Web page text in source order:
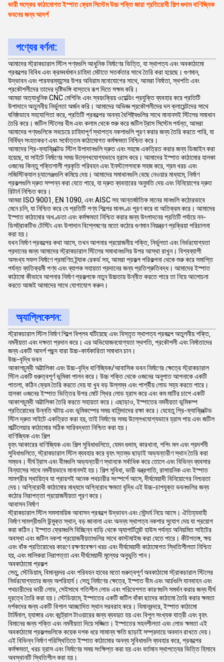
ভারী শুল্কের কাঠামোগত ইস্পাত ফ্রেম সিস্টেম উচ্চ শক্তি জারা প্রতিরোধী শিল্প গুদাম বাণিজ্যিক
ভবনের জন্য আদর্শ
পণ্যের বর্ণনা:
আমাদের স্ট্রাকচারাল স্টিল পণ্যগুলি আধুনিক নির্মাণের ভিত্তি, যা স্থাপত্য এবং অবকাঠামো
প্রকল্পের বিবিধ এবং ক্রমবর্ধমান চাহিদা মেটাতে সতর্কতার সাথে তৈরি করা হয়েছে। গুণমান,
উদ্ভাবন এবং পারফরম্যান্সের উপর অবিরাম মনোযোগের সাথে, আমরা নির্মাতা, স্থপতি এবং
প্রকৌশলীদের তাদের দৃষ্টিভঙ্গি বাস্তবে রূপ দিতে সক্ষম করি।​
আমরা অত্যাধুনিক CNC মেশিনিং এবং স্বয়ংক্রিয় ওয়েল্ডিং প্রযুক্তি ব্যবহার করে প্রতিটি
উপাদানে অতুলনীয় নির্ভুলতা অর্জন করি। আমাদের অভিজ্ঞ প্রকৌশলীদের দল ক্লায়েন্টদের সাথে
ঘনিষ্ঠভাবে সহযোগিতা করে, প্রতিটি প্রকল্পের অনন্য বৈশিষ্ট্যগুলির সাথে মানানসই স্টিলের সমাধান
তৈরি করে। জটিল স্টিলের বীম এবং কলাম থেকে শুরু করে জটিল ট্রাস সিস্টেম পর্যন্ত, আমরা
আমাদের পণ্যগুলিকে সবচেয়ে চাহিদাপূর্ণ স্থাপত্য নকশাগুলি পূরণ করার জন্য তৈরি করতে পারি, যা
নির্বিঘ্ন সংহতকরণ এবং সর্বোত্তম কাঠামোগত কর্মক্ষমতা নিশ্চিত করে।​
আমাদের প্রি-ফ্যাব্রিক্টেড স্টিল উপাদানগুলি দ্রুত এবং সহজে একত্রিত করার জন্য ডিজাইন করা
হয়েছে, যা সাইটে নির্মাণের সময় উল্লেখযোগ্যভাবে হ্রাস করে। আমাদের ইস্পাত কাঠামোর হালকা
ওজনের কিন্তু শক্তিশালী প্রকৃতি পরিবহন এবং ইনস্টলেশনকে সহজ করে, শ্রম খরচ এবং
লজিস্টিক্যাল চ্যালেঞ্জগুলি কমিয়ে দেয়। আমাদের সমাধানগুলি বেছে নেওয়ার মাধ্যমে, নির্মাণ
প্রকল্পগুলি দ্রুত সম্পন্ন করা যেতে পারে, যা দ্রুত ব্যবহারের অনুমতি দেয় এবং বিনিয়োগের দ্রুত
রিটার্ন নিশ্চিত করে।​
আমরা ISO 9001, EN 1090, এবং AISC সহ আন্তর্জাতিক মানের মানগুলি কঠোরভাবে
মেনে চলি, যা নিশ্চিত করে যে প্রতিটি পণ্য শিল্পের মানদণ্ড পূরণ করে বা অতিক্রম করে। আমাদের
ইস্পাত কাঠামোর অখণ্ডতা এবং কর্মক্ষমতা নিশ্চিত করার জন্য উৎপাদনের প্রতিটি পর্যায়ে নন-
ডিসট্রাকটিভ টেস্টিং এবং উপাদান বিশ্লেষণের মতো কঠোর গুণমান নিয়ন্ত্রণ প্রক্রিয়া পরিচালনা
করা হয়।​
যখন নির্মাণ প্রকল্পের কথা আসে, তখন আপনার প্রয়োজনীয় শক্তি, নির্ভুলতা এবং নির্ভরযোগ্যতা
প্রদানের জন্য আমাদের স্ট্রাকচারাল স্টিলের সমাধানগুলির উপর আস্থা রাখুন। বিশ্বব্যাপী
অসংখ্য সফল নির্মাণে প্রমাণিত ট্র্যাক রেকর্ড সহ, আমরা প্রকল্প পরিকল্পনা থেকে শুরু করে সমাপ্তি
পর্যন্ত ব্যতিক্রমী পণ্য এবং ব্যাপক সহায়তা প্রদানের জন্য প্রতিশ্রুতিবদ্ধ। আমাদের ইস্পাত
কাঠামো কীভাবে আপনার নির্মাণ প্রকল্পকে নতুন উচ্চতায় উন্নীত করতে পারে তা নিয়ে আলোচনা
করতে আজই আমাদের সাথে যোগাযোগ করুন।
অ্যাপ্লিকেশন:
স্ট্রাকচারাল স্টিল নির্মাণ শিল্পে বিপ্লব ঘটিয়েছে এবং বিস্তৃত স্থাপত্য প্রকল্পে অতুলনীয় শক্তি,
নমনীয়তা এবং দক্ষতা প্রদান করে। এর অভিযোজনযোগ্যতা স্থপতি, প্রকৌশলী এবং নির্মাতাদের
জন্য একটি আদর্শ পছন্দ যারা উচ্চ-কার্যকারিতা সমাধান চান।
উচ্চ-বৃদ্ধি ভবন
আকাশচুম্বী অট্টালিকা এবং উচ্চ-বৃদ্ধি বাণিজ্যিক/আবাসিক ভবন নির্মাণের ক্ষেত্রে স্ট্রাকচারাল
স্টিল একটি গুরুত্বপূর্ণ ভূমিকা পালন করে। উচ্চ শক্তি থেকে ওজনের অনুপাত আপনাকে একটি
পাতলা, কঠিন ফ্রেম তৈরি করতে দেয় যা খুব বড় উল্লম্ব এবং পার্শ্বীয় লোড সহ্য করতে পারে।
হালকা ওজনের ইস্পাত ভিত্তির উপর মোট স্থির লোড হ্রাস করে এবং কম মাটির চাপে একটি
আকাশচুম্বী অট্টালিকা তৈরি করতে সহায়তা করে। এছাড়াও, ইস্পাতের নমনীয়তা ভূমিকম্প
প্রতিরোধের উন্নতি ঘটায় এবং ভূমিকম্পের সময় বাসিন্দাদের রক্ষা করে। যেহেতু প্রি-ফ্যাব্রিক্টেড
স্টিল দ্রুত সাইটে একত্রিত করা হয়, তাই নির্মাণের সময় উল্লেখযোগ্যভাবে হ্রাস পায় এবং জটিল
মাল্টিলেয়ার কাঠামোর সঠিক সারিবদ্ধতা নিশ্চিত করা হয়।
বাণিজ্যিক এবং শিল্প
বৃহৎ আকারের বাণিজ্যিক এবং শিল্প সুবিধাগুলিতে, যেমন গুদাম, কারখানা, শপিং মল এবং প্রদর্শনী
সুবিধাগুলিতে, স্ট্রাকচারাল স্টিল ব্যবহার করে বৃহৎ স্তম্ভ ছাড়াই অভ্যন্তরীণ স্থান তৈরি করা
সম্ভব। দীর্ঘ ট্রাস এবং বীমগুলি অভ্যন্তরীণ স্থানকে সর্বাধিক করে তোলে এবং বিভিন্ন ব্যবসার
বিন্যাসের সাথে নমনীয়ভাবে মানানসই হয়। শিল্প সুবিধা, ভারী যন্ত্রপাতি, রাসায়নিক এবং ইস্পাত
সামগ্রীর স্থায়িত্ব যা প্রায়শই অনেক পথচারীর সংস্পর্শে আসে, দীর্ঘমেয়াদী বিনিয়োগের নিশ্চয়তা
দেয়। অগ্নিরোধী কাঠামোর মাধ্যমে অগ্নিরোধ ক্ষমতা বৃদ্ধি এই উচ্চ-চাপযুক্ত ভবনগুলির জন্য
কঠোর নিরাপত্তা প্রয়োজনীয়তা পূরণ করে।
আবাসন নির্মাণ
স্ট্রাকচারাল স্টিল সমসাময়িক আবাসন প্রকল্পে উদ্ভাবন এবং সৌন্দর্য নিয়ে আসে। ঐতিহ্যবাহী
নির্মাণ সামগ্রীগুলি উন্মুক্ত স্থান, বড় জানালা এবং অনন্য স্থাপত্য নকশার সুযোগ দেয় যা প্রয়োগ
করা কঠিন। ইস্পাত ফ্রেমগুলি বিচ্ছিন্ন বাড়ি থেকে অ্যাপার্টমেন্ট হাউস পর্যন্ত অনিয়মিত সাইটের
অবস্থা এবং জটিল নকশা প্রয়োজনীয়তাগুলির সাথে কাস্টমাইজ করা যেতে পারে। কীটপতঙ্গ, ক্ষয়
এবং বাঁক প্রতিরোধের কারণে রক্ষণাবেক্ষণ খরচ এবং দীর্ঘমেয়াদী কাঠামোগত স্থিতিশীলতা নিশ্চিত
হয়, এবং মালিকরা নিরাপত্তা এবং দীর্ঘমেয়াদী মূল্যের অনুভূতি পান।
অবকাঠামো প্রকল্প
সেতু, স্টেডিয়াম, বিমানবন্দর এবং পরিবহন হাবের মতো গুরুত্বপূর্ণ অবকাঠামো স্ট্রাকচারাল স্টিলের
নির্ভরযোগ্যতার জন্য অপরিহার্য। সেতু নির্মাণের ক্ষেত্রে, ইস্পাত বীম এবং আর্চগুলি যানবাহন এবং
পথচারীদের ভারী লোড, সেইসাথে গতিশীল লোড এবং পরিবেশগত কারণগুলি সমর্থন করার জন্য দীর্ঘ
দূরত্বে তৈরি করা হয়। স্টেডিয়ামে, ইস্পাতের একটি জটিল বাঁকা ছাদের কাঠামো তৈরি করার ক্ষমতা
দর্শকদের জন্য একটি বিশাল আচ্ছাদিত স্থান সরবরাহ করে। বিমানবন্দরে, ইস্পাত কাঠামো
টার্মিনাল, হ্যাঙ্গার এবং কন্ট্রোল টাওয়ারের জন্য ব্যবহৃত হয় এবং বিপুল সংখ্যক যাত্রী এবং বৃহৎ
বিমানের জন্য শক্তি এবং নমনীয়তা দিয়ে সজ্জিত। ইস্পাতের সহনশীলতা এবং লোড ক্ষমতা এই
অবকাঠামো প্রকল্পগুলিকে কয়েক দশক ধরে সামান্য ক্ষতি ছাড়াই সম্প্রদায়ে অবদান রাখতে দেয়।
এই বিভিন্ন নির্মাণ পরিস্থিতিতে ইস্পাত কাঠামোর অনন্য সুবিধাগুলি ব্যবহার করে, প্রকল্পের
কর্মক্ষমতা, খরচ হ্রাস এবং নির্মাণের সময় সংক্ষিপ্ত করা হয় এবং বর্তমান স্থাপত্যের ভিত্তি হিসাবে
অবস্থানটি স্থিতিশীল করা হয়।